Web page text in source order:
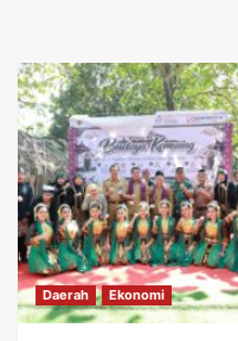
Daerah Ekonomi